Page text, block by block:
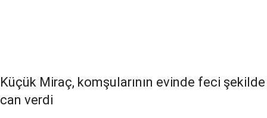
Küçük Miraç, komşularının evinde feci şekilde
can verdi